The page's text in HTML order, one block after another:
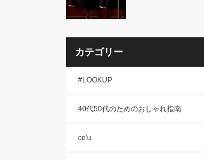
カテゴリー
#LOOKUP
40代50代のためのおしゃれ指南
ce'u.